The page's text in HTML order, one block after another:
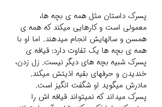
پسرک داستان مثل همه ­ی بچه­ ها،
معمولی است و کارهایی می­کند که همه ­ی
همسن و سال­هایش انجام می­دهند. اما او با
همه ­ی بچه­ ها یک تفاوت دارد: قیافه­ ی
پسرک شبیه بچه­ های دیگر نیست. زل زدن،
خندیدن و حرف­های بقیه اذیتش می­کند.
مادرش می­گوید او شگفت ­انگیز است.
پسرک می­داند که نمی­تواند قیافه­ اش را